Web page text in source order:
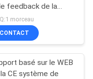
feedback de la
d'USB évaluant
morceau
CONTACT
basé sur le WEB
CE système de